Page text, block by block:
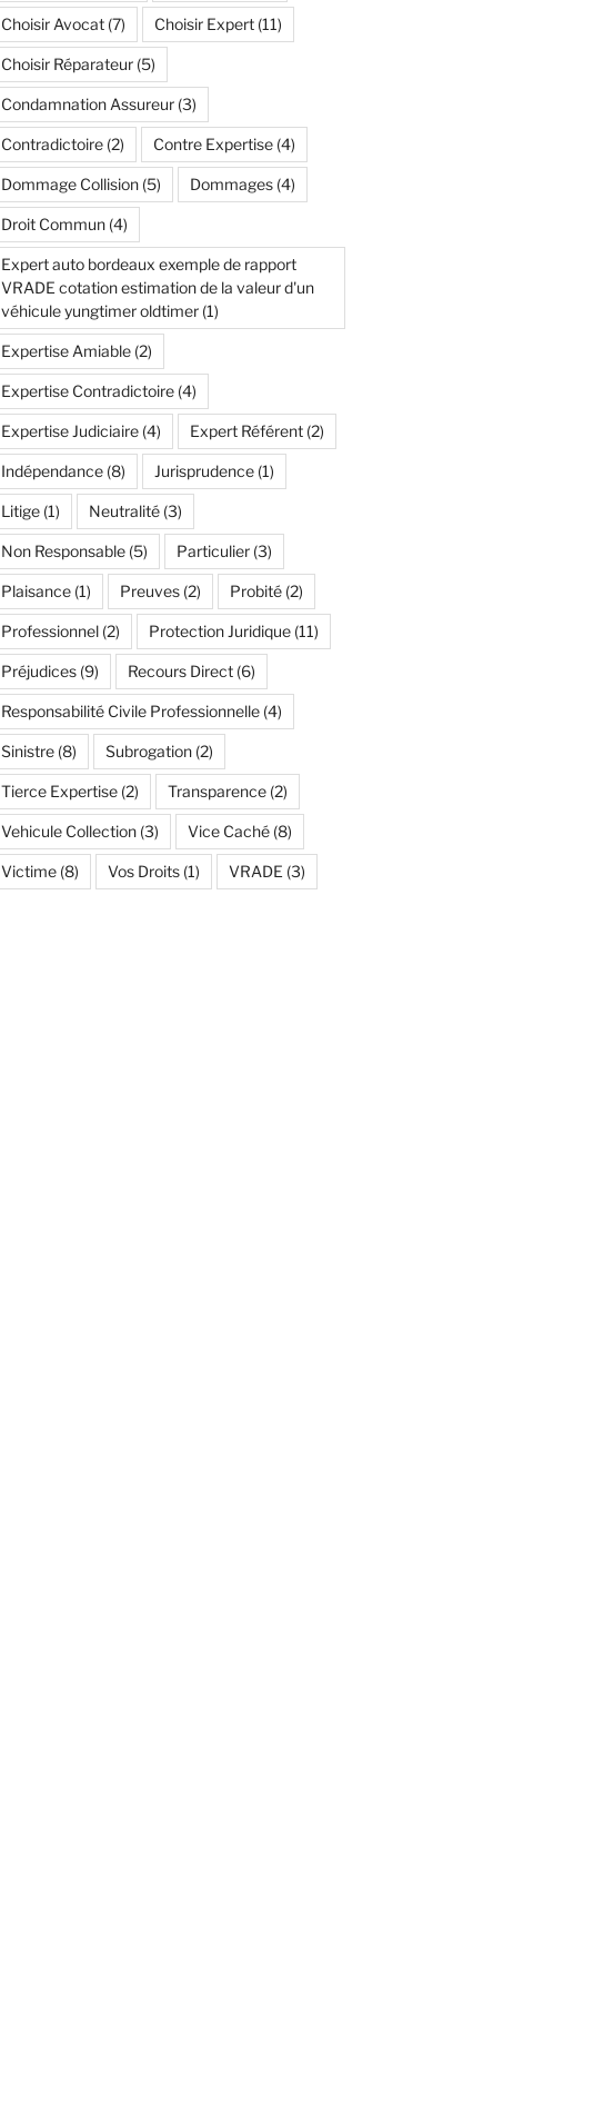
Choisir Avocat(7) Choisir Expert(11)
Choisir Réparateur(5)
Condamnation Assureur(3)
Contradictoire(2) Contre Expertise(4)
Dommage Collision(5) Dommages(4)
Droit Commun(4)
Expert auto bordeaux exemple de rapport
VRADE cotation estimation de la valeur d'un
véhicule yungtimer oldtimer(1)
Expertise Amiable(2)
Expertise Contradictoire(4)
Expertise Judiciaire(4) Expert Référent(2)
Indépendance(8) Jurisprudence(1)
Litige(1) Neutralité(3)
Non Responsable(5) Particulier(3)
Plaisance(1) Preuves(2) Probité(2)
Professionnel(2) Protection Juridique(11)
Préjudices(9) Recours Direct(6)
Responsabilité Civile Professionnelle(4)
Sinistre(8) Subrogation(2)
Tierce Expertise(2) Transparence(2)
Vehicule Collection(3) Vice Caché(8)
Victime(8) Vos Droits(1) VRADE (3)